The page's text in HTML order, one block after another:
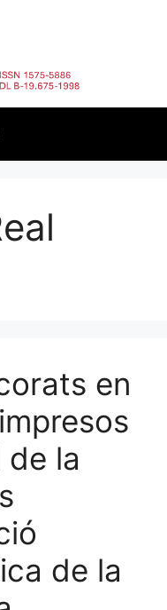
en
de la
de la